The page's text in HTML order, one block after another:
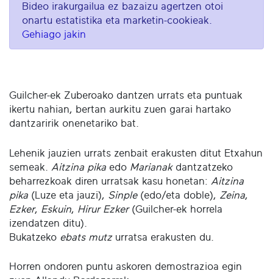
Bideo irakurgailua ez bazaizu agertzen otoi
onartu estatistika eta marketin-cookieak.
Gehiago jakin
Guilcher-ek Zuberoako dantzen urrats eta puntuak
ikertu nahian, bertan aurkitu zuen garai hartako
dantzaririk onenetariko bat.
Lehenik jauzien urrats zenbait erakusten ditut Etxahun
semeak. Aitzina pika edo Marianakdantzatzeko
beharrezkoak diren urratsak kasu honetan: Aitzina
pika (Luze eta jauzi), Sinple(edo/eta doble), Zeina,
Ezker, Eskuin, Hirur Ezker(Guilcher-ek horrela
izendatzen ditu).
Bukatzeko ebats mutzurratsa erakusten du.
Horren ondoren puntu askoren demostrazioa egin